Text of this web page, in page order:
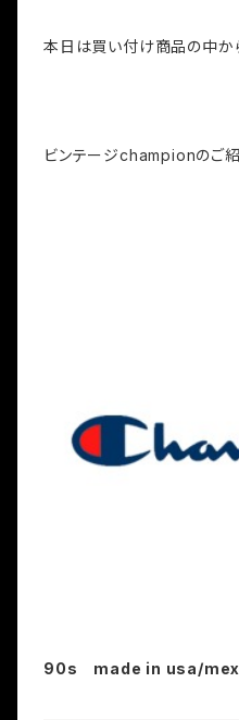
本日は買い付け商品の中か
ビンテージchampionのご
90s made in usa/